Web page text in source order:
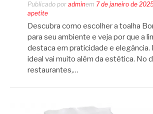
Publicado por adminem 7 de janeiro de
apetite
Descubra como escolher a toalha
para seu ambiente e veja por que a
destaca em praticidade e elegância.
ideal vai muito além da estética. No
restaurantes,…